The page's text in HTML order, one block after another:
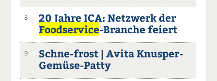
8
20 Jahre ICA: Netzwerk der
Foodservice-Branche feiert
9
Schne-frost | Avita Knusper-
Gemüse-Patty